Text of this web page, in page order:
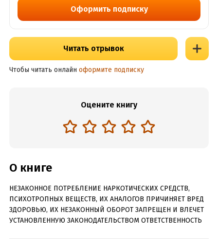
Оформить подписку
Читать отрывок
Чтобы читать онлайн оформите подписку
Оцените книгу
О книге
НЕЗАКОННОЕ ПОТРЕБЛЕНИЕ НАРКОТИЧЕСКИХ СРЕДСТВ,
ПСИХОТРОПНЫХ ВЕЩЕСТВ, ИХ АНАЛОГОВ ПРИЧИНЯЕТ ВРЕД
ЗДОРОВЬЮ, ИХ НЕЗАКОННЫЙ ОБОРОТ ЗАПРЕЩЕН И ВЛЕЧЕТ
УСТАНОВЛЕННУЮ ЗАКОНОДАТЕЛЬСТВОМ ОТВЕТСТВЕННОСТЬ